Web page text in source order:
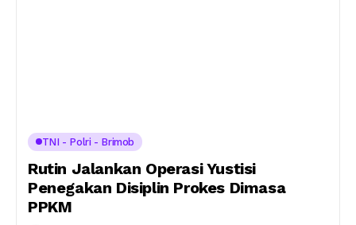
TNI - Polri - Brimob
Rutin Jalankan Operasi Yustisi
Penegakan Disiplin Prokes Dimasa
PPKM